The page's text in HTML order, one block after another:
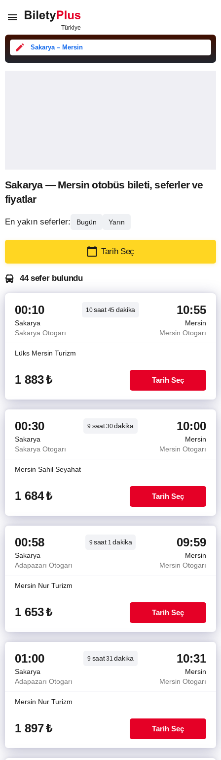
Sakarya – Mersin
Sakarya — Mersin otobüs bileti, seferler ve
fiyatlar
En yakın seferler: Bugün Yarın
Tarih Seç
44 sefer bulundu
00:10 10saat45 dakika 10:55
Sakarya
Mersin
Sakarya Otogarı
Mersin Otogarı
Lüks Mersin Turizm
1 883₺ Tarih Seç
00:30 9 saat30dakika 10:00
Sakarya
Mersin
Sakarya Otogarı
Mersin Otogarı
Mersin Sahil Seyahat
1 684₺ Tarih Seç
00:58 9saat1dakika 09:59
Sakarya
Mersin
Adapazarı Otogarı
Mersin Otogarı
Mersin Nur Turizm
1 653₺ Tarih Seç
01:00 9 saat31dakika 10:31
Sakarya
Mersin
Adapazarı Otogarı
Mersin Otogarı
Mersin Nur Turizm
1 897₺ Tarih Seç